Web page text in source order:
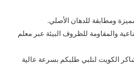
ومطابقة للدهان الأصلي.
والمقاومة للظروف البيئة عبر معلم
الكويت لنلبي طلبكم بسرعة عالية